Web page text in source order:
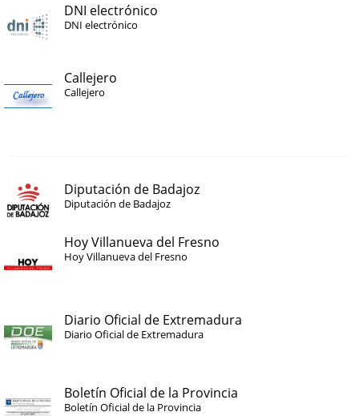
DNI electrónico
DNI electrónico
Callejero
Callejero
Diputación de Badajoz
Diputación de Badajoz
Hoy Villanueva del Fresno
Hoy Villanueva del Fresno
Diario Oficial de Extremadura
Diario Oficial de Extremadura
Boletín Oficial de la Provincia
Boletín Oficial de la Provincia